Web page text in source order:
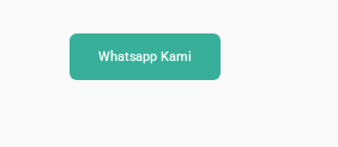
Whatsapp Kami